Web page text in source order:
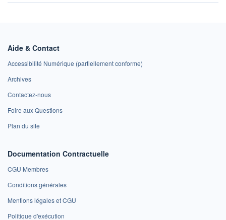
Aide & Contact
Accessibilité Numérique (partiellement conforme)
Archives
Contactez-nous
Foire aux Questions
Plan du site
Documentation Contractuelle
CGU Membres
Conditions générales
Mentions légales et CGU
Politique d'exécution